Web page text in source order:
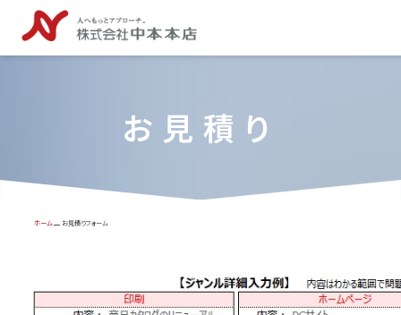
お見積り
ホーム お見積りフォーム